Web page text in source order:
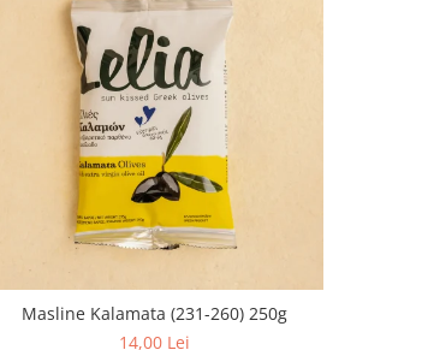
Masline Kalamata (231-260) 250g
14,00 Lei